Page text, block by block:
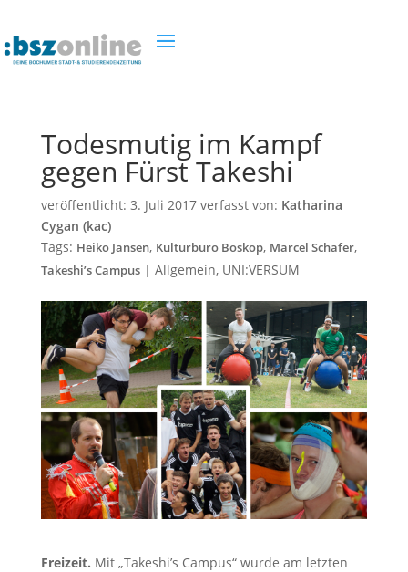
Todesmutig im Kampf
gegen Fürst Takeshi
veröffentlicht: 3. Juli 2017verfasst von: Katharina
Cygan (kac)
Tags: Heiko Jansen, Kulturbüro Boskop, Marcel Schäfer,
Takeshi’s Campus| Allgemein, UNI:VERSUM
Freizeit. Mit „Takeshi’s Campus“ wurde am letzten